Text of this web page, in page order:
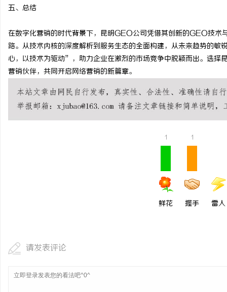
五、总结
在数字化营销的时代背景下，昆明GEO公司凭借其创新的GEO技术
路。从技术内核的深度解析到服务生态的全面构建，从未来趋势的
心，以技术为驱动”，助力企业在激烈的市场竞争中脱颖而出。选
营销伙伴，共同开启网络营销的新篇章。
1
鲜花
1
握手 雷人
请发表评论